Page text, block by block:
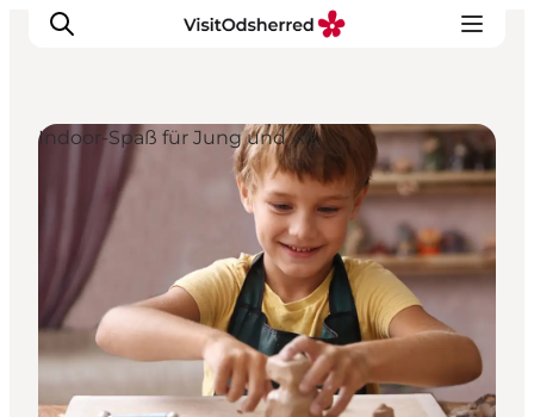
Events
Erlebnisse
Essen
Unterkünfte
Nützliches
Indoor-Spaß für Jung und Alt